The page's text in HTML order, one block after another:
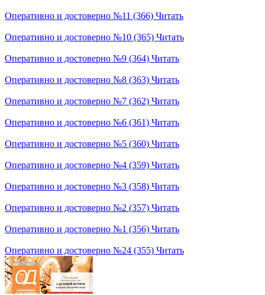
Оперативно и достоверно №11 (366) Читать
Оперативно и достоверно №10 (365) Читать
Оперативно и достоверно №9 (364) Читать
Оперативно и достоверно №8 (363) Читать
Оперативно и достоверно №7 (362) Читать
Оперативно и достоверно №6 (361) Читать
Оперативно и достоверно №5 (360) Читать
Оперативно и достоверно №4 (359) Читать
Оперативно и достоверно №3 (358) Читать
Оперативно и достоверно №2 (357) Читать
Оперативно и достоверно №1 (356) Читать
Оперативно и достоверно №24 (355) Читать